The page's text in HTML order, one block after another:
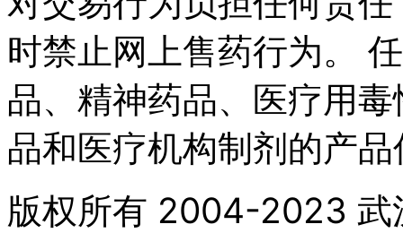
时禁止网上售药行为。
品、精神药品、医疗用
品和医疗机构制剂的产
版权所有 2004-2023 武